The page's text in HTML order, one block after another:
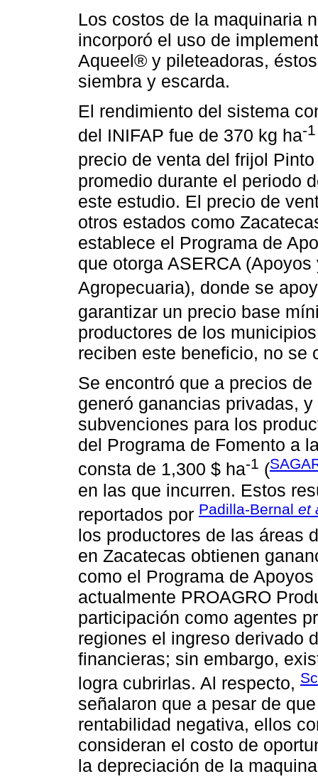
Los costos de la maquinaria
incorporó el uso de
Aqueel® y pileteadoras,
siembra y escarda.
El rendimiento del sistema
del INIFAP fue de 370 kg ha-1
precio de venta del frijol
promedio durante el periodo
este estudio. El precio de
otros estados como
establece el Programa de
que otorga ASERCA
Agropecuaria), donde se
garantizar un precio base
productores de los
reciben este beneficio, no se
Se encontró que a precios
generó ganancias privadas,
subvenciones para los
del Programa de Fomento a
consta de 1,300 $ ha-1 (
en las que incurren. Estos
reportados por Padilla-Bernal et
los productores de las áreas
en Zacatecas obtienen
como el Programa de
actualmente PROAGRO
participación como agentes
regiones el ingreso derivado
financieras; sin embargo,
logra cubrirlas. Al respecto,
señalaron que a pesar de
rentabilidad negativa, ellos
consideran el costo de
la depreciación de la